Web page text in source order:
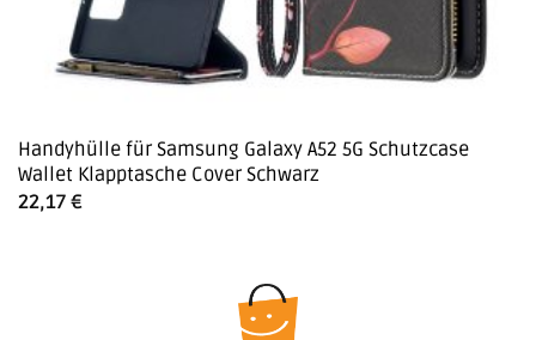
Handyhülle für Samsung Galaxy A52 5G Schutzcase
Wallet Klapptasche Cover Schwarz
22,17 €